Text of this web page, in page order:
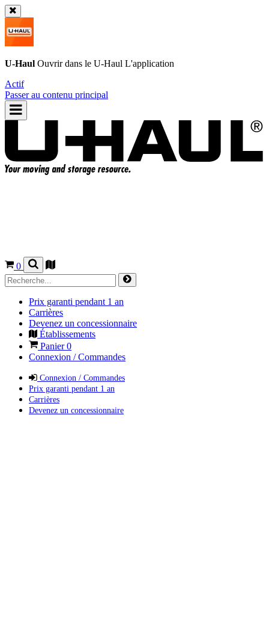
U-Haul Ouvrir dans le U-Haul L'application
Actif
Passer au contenu principal
0
Prix garanti pendant 1 an
Carrières
Devenez un concessionnaire
Établissements
Panier0
Connexion / Commandes
Connexion / Commandes
Prix garanti pendant 1 an
Carrières
Devenez un concessionnaire